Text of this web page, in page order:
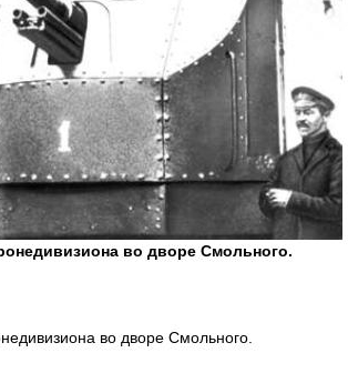
во дворе Смольного.
во дворе Смольного.